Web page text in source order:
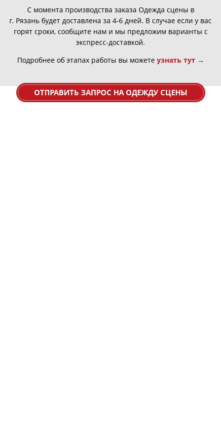
С момента производства заказа Одежда сцены в
г. Рязань будет доставлена за 4-6 дней. В случае если у вас
горят сроки, сообщите нам и мы предложим варианты с
экспресс-доставкой.
Подробнее об этапах работы вы можете узнать тут →
ОТПРАВИТЬ ЗАПРОС НА ОДЕЖДУ СЦЕНЫ